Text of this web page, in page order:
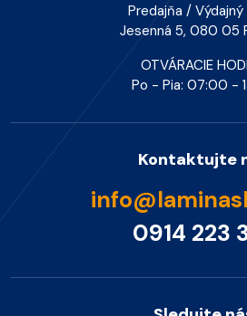
Predajňa / Výdajný
Jesenná 5, 080 05
OTVÁRACIE
Po - Pia: 07:00 -
Kontaktujte
0914 223